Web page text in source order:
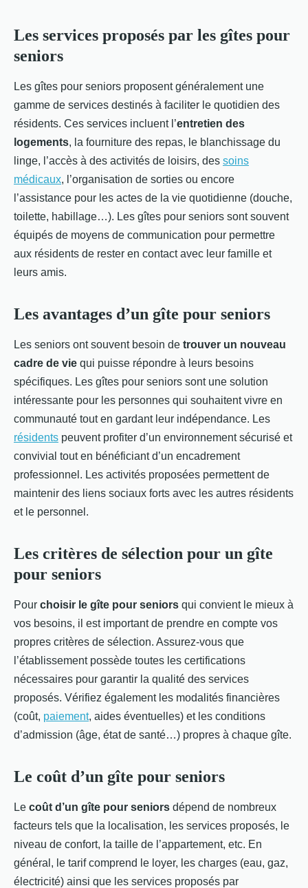
Les services proposés par les gîtes pour
seniors
Les gîtes pour seniors proposent généralement une
gamme de services destinés à faciliter le quotidien des
résidents. Ces services incluent l’entretien des
logements, la fourniture des repas, le blanchissage du
linge, l’accès à des activités de loisirs, des soins
médicaux, l’organisation de sorties ou encore
l’assistance pour les actes de la vie quotidienne (douche,
toilette, habillage…). Les gîtes pour seniors sont souvent
équipés de moyens de communication pour permettre
aux résidents de rester en contact avec leur famille et
leurs amis.
Les avantages d’un gîte pour seniors
Les seniors ont souvent besoin de trouver un nouveau
cadre de vie qui puisse répondre à leurs besoins
spécifiques. Les gîtes pour seniors sont une solution
intéressante pour les personnes qui souhaitent vivre en
communauté tout en gardant leur indépendance. Les
résidents peuvent profiter d’un environnement sécurisé et
convivial tout en bénéficiant d’un encadrement
professionnel. Les activités proposées permettent de
maintenir des liens sociaux forts avec les autres résidents
et le personnel.
Les critères de sélection pour un gîte
pour seniors
Pour choisir le gîte pour seniors qui convient le mieux à
vos besoins, il est important de prendre en compte vos
propres critères de sélection. Assurez-vous que
l’établissement possède toutes les certifications
nécessaires pour garantir la qualité des services
proposés. Vérifiez également les modalités financières
(coût, paiement, aides éventuelles) et les conditions
d’admission (âge, état de santé…) propres à chaque gîte.
Le coût d’un gîte pour seniors
Le coût d’un gîte pour seniors dépend de nombreux
facteurs tels que la localisation, les services proposés, le
niveau de confort, la taille de l’appartement, etc. En
général, le tarif comprend le loyer, les charges (eau, gaz,
électricité) ainsi que les services proposés par